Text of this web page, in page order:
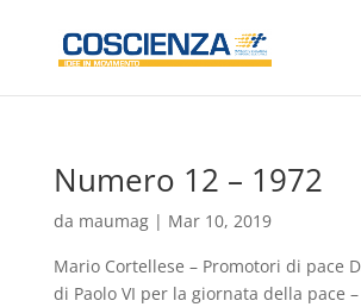
Numero 12 – 1972
da maumag| Mar 10, 2019
Mario Cortellese – Promotori di pace
di Paolo VI per la giornata della pace –